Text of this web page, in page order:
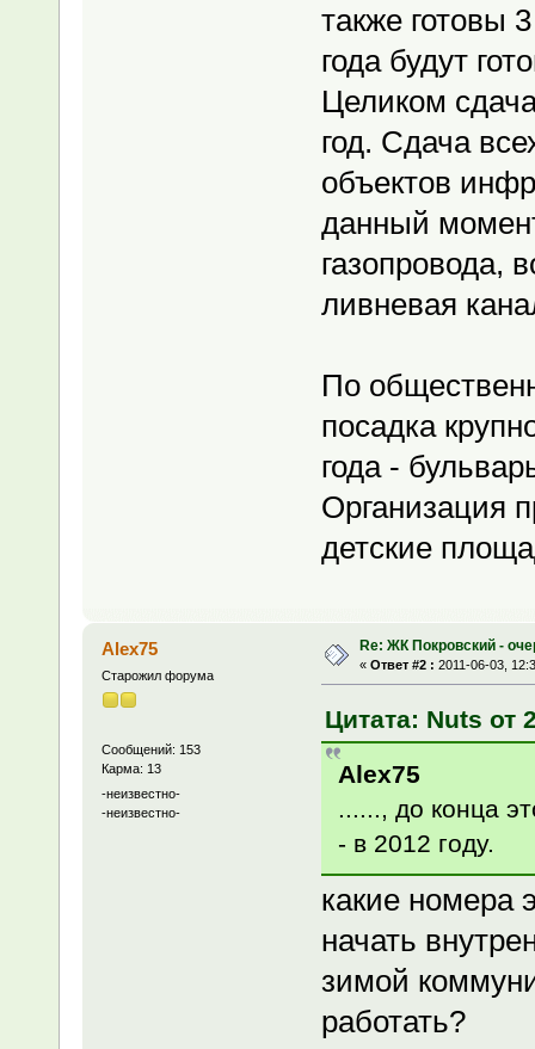
также готовы
года будут
Целиком
год. Сдача
объектов
данный
газопровода,
ливневая
По
посадка
года -
Организация
детские
Alex75
Старожил форума
Сообщений: 153
Карма: 13
-неизвестно-
-неизвестно-
Re: ЖК Покровский -
« Ответ #2 : 2011-06-03,
Цитата: Nuts от
Alex75
......, до конца
- в 2012 году.
какие номера
начать
зимой
работать?